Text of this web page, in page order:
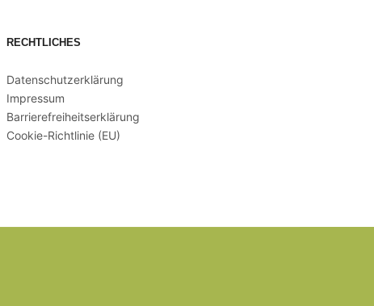
RECHTLICHES
Datenschutzerklärung
Impressum
Barrierefreiheitserklärung
Cookie-Richtlinie (EU)